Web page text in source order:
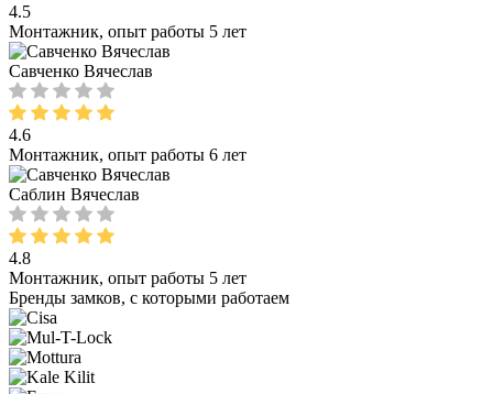
4.5
Монтажник, опыт работы 5 лет
Савченко Вячеслав
4.6
Монтажник, опыт работы 6 лет
Саблин Вячеслав
4.8
Монтажник, опыт работы 5 лет
Бренды замков, с которыми работаем